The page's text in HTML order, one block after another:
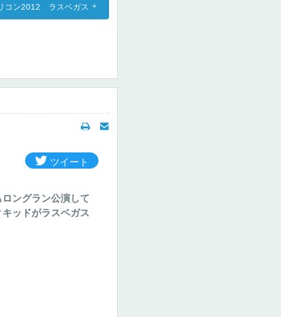
コン2012 ラスベガス
ングラン公演して
ッドがラスベガス
ツイート